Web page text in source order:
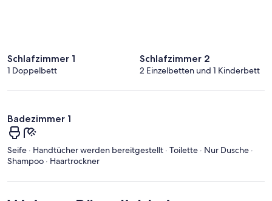
Schlafzimmer 1
1 Doppelbett
Schlafzimmer 2
2 Einzelbetten und 1 Kinderbett
Badezimmer 1
Seife · Handtücher werden bereitgestellt · Toilette · Nur Dusche ·
Shampoo · Haartrockner